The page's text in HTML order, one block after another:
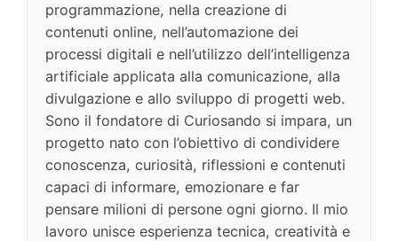
programmazione, nella creazione di
contenuti online, nell’automazione dei
processi digitali e nell’utilizzo dell’intelligenza
artificiale applicata alla comunicazione, alla
divulgazione e allo sviluppo di progetti web.
Sono il fondatore di Curiosando si impara, un
progetto nato con l’obiettivo di condividere
conoscenza, curiosità, riflessioni e contenuti
capaci di informare, emozionare e far
pensare milioni di persone ogni giorno. Il mio
lavoro unisce esperienza tecnica, creatività e